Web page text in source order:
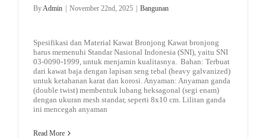
By Admin | November 22nd, 2025 | Bangunan
Spesifikasi dan Material Kawat Bronjong Kawat bronjong
harus memenuhi Standar Nasional Indonesia (SNI), yaitu SNI
03-0090-1999, untuk menjamin kualitasnya. Bahan: Terbuat
dari kawat baja dengan lapisan seng tebal (heavy galvanized)
untuk ketahanan karat dan korosi. Anyaman: Anyaman ganda
(double twist) membentuk lubang heksagonal (segi enam)
dengan ukuran mesh standar, seperti 8x10 cm. Lilitan ganda
ini mencegah anyaman
Read More